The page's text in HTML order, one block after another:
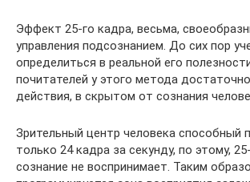
Эффект 25-го кадра, весьма,
управления подсознанием. До сих пор
определиться в реальной его
почитателей у этого метода
действия, в скрытом от сознания
Зрительный центр человека способный
только 24 кадра за секунду, по этому,
сознание не воспринимает. Таким